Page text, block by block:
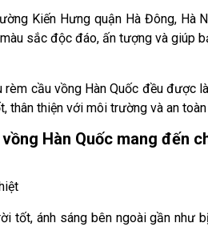
Kiến Hưng quận Hà Đông, Hà
sắc độc đáo, ấn tượng và giúp
rèm cầu vồng Hàn Quốc đều được
thân thiện với môi trường và an
Hàn Quốc mang đến
tốt, ánh sáng bên ngoài gần như